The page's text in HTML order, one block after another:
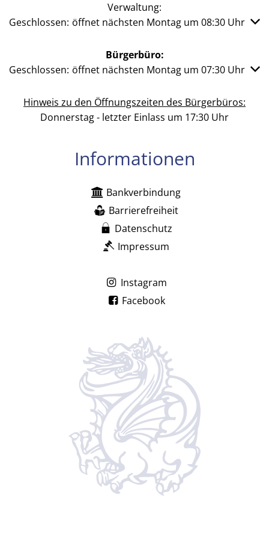
Verwaltung:
Klicken, um weitere Öffnungs- oder Schließzeiten
Geschlossen: öffnet nächsten Montag um 08:30 Uhr
Bürgerbüro:
Klicken, um weitere Öffnungs- oder Schließzeiten
Geschlossen: öffnet nächsten Montag um 07:30 Uhr
Hinweis zu den Öffnungszeiten des Bürgerbüros:
Donnerstag - letzter Einlass um 17:30 Uhr
Informationen
Bankverbindung
Barrierefreiheit
Datenschutz
Impressum
Instagram
Facebook